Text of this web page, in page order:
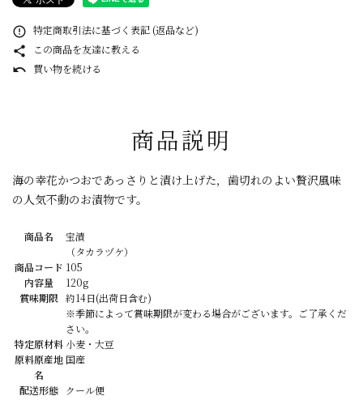
error_outline 特定商取引法に基づく表記 (返品など)
share この商品を友達に教える
undo 買い物を続ける
商品説明
海の幸花かつおであっさりと漬け上げた，歯切れのよい贅沢風味
の人気不動のお漬物です。
商品名
宝漬
（タカラヅケ）
商品コード 105
内容量
120g
賞味期限 約14日(出荷日含む)
※季節によって賞味期限が変わる場合がございます。ご了承くだ
さい。
特定原材料 小麦・大豆
原料原産地
名
国産
配送形態 クール便